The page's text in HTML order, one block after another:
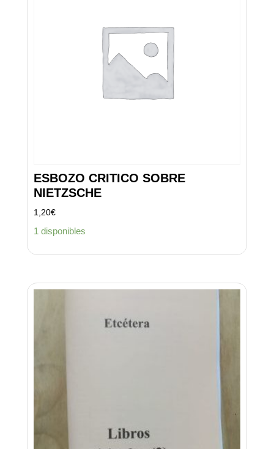
ESBOZO CRITICO SOBRE
NIETZSCHE
1,20€
1 disponibles